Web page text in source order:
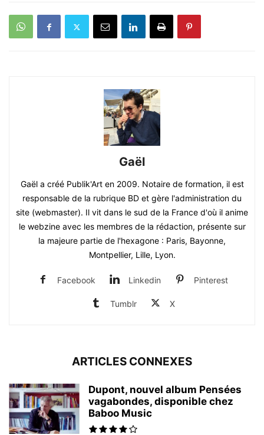
Gaël
Gaël a créé Publik'Art en 2009. Notaire de formation, il est
responsable de la rubrique BD et gère l'administration du
site (webmaster). Il vit dans le sud de la France d'où il anime
le webzine avec les membres de la rédaction, présente sur
la majeure partie de l'hexagone : Paris, Bayonne,
Montpellier, Lille, Lyon.
Facebook Linkedin Pinterest
Tumblr X
ARTICLES CONNEXES
Dupont, nouvel album Pensées
vagabondes, disponible chez
Baboo Music